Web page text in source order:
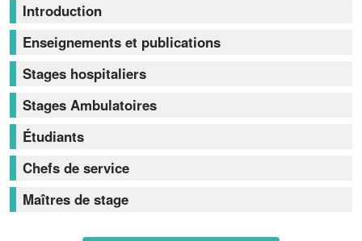
Introduction
Enseignements et publications
Stages hospitaliers
Stages Ambulatoires
Étudiants
Chefs de service
Maîtres de stage